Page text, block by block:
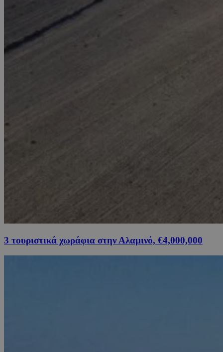
3 τουριστικά χωράφια στην Αλαμινό, €4,000,000